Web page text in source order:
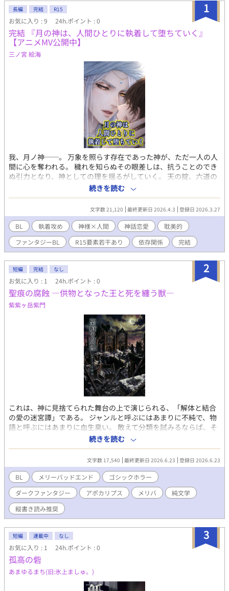
1
長編 完結 R15
お気に入り : 9 24h.ポイント : 0
完結 『月の神は、人間ひとりに執着して堕ちていく』
【アニメMV公開中】
三ノ宮 絵海
我、月ノ神──。 万象を照らす存在であった神が、ただ一人の人
間に心を奪われる。 穢れを知らぬその眼差しは、抗うことのでき
ぬ引力となり、神としての理を揺るがしていく。 天の掟、六道の
秩序、与えられた役割。 そのすべてを理解しながら、それでも選
んだのは──たった一人の存在だった。 万人を照らすはずの光
は、やがて一人だけを射抜くものへと変わる。 神の座を捨て、罪
を背負い、堕ちていく月ノ神。 神が堕ちるその瞬間に宿る、狂お
しいほど純粋な愛。 © 2026 三ノ宮絵海 All Rights Reserved.
続きを読む
文字数 21,120 最終更新日 2026.4.3 登録日 2026.3.27
BL 執着攻め 神様×人間 神話恋愛
耽美的
ファンタジーBL
R15要素若干あり 依存関係 完結
2
短編 完結 なし
お気に入り : 1 24h.ポイント : 0
聖痕の腐蝕 —供物となった王と死を纏う獣—
紫紫ヶ岳紫門
これは、神に見捨てられた舞台の上で演じられる、「解体と結合
の愛の迷宮譚」である。 ジャンルと呼ぶにはあまりに不純で、物
語と呼ぶにはあまりに血生臭い。 敢えて分類を試みるならば、そ
れは「背徳的ゴシック・ホラー」であり、同時に「耽美的な心中
未遂の連鎖」でもある。 鏡が割れるたびに増殖する自分自身のよ
うに、物語は「愛」という名の執着を、解剖用メスで執拗に切り
裂いていく。そこにあるのは、騎士と王子という神話的な対比を
解体し、汚泥と化した肉体の中で再構築する、悪魔的なまでの
「自己同一性の消失」だ。 これは、観客を想定しない見世物小屋
の情景である。 愛し合う二人が、個体であることをやめ、互いの
臓器を糧とし、境界線を食い破り、最終的には「一つの怪物」と
して完成することを目指す――そう、これは「終わりのない二人
れていない。 あるのは、崩壊しゆく世界を背景に、毒の薔薇を撒
き散らしながら踊る、永遠の葬列だけ。 したがって、この物語を
愛する者は、観客ではなく、自らもまたその暗闇に溶け込もうと
する「共犯者」でなければならない。 ようこそ。 ここは時計の針
が錆びつき、午前四時で停止したままの、美しくも腐り果てた魂
たちのための避難所である。
続きを読む
文字数 17,540 最終更新日 2026.6.23 登録日 2026.6.23
BL メリーバッドエンド
ゴシックホラー
ダークファンタジー
アポカリプス メリバ
純文学
縦書き読み推奨
3
短編 連載中 なし
お気に入り : 1 24h.ポイント : 0
孤高の砦
あまゆるまち(旧:氷上ましゅ。)